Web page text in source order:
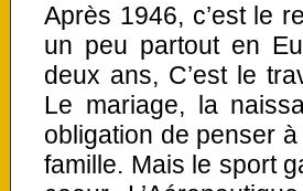
Après 1946, c’est le
un peu partout en
deux ans, C’est le
Le mariage, la
obligation de penser
famille. Mais le sport